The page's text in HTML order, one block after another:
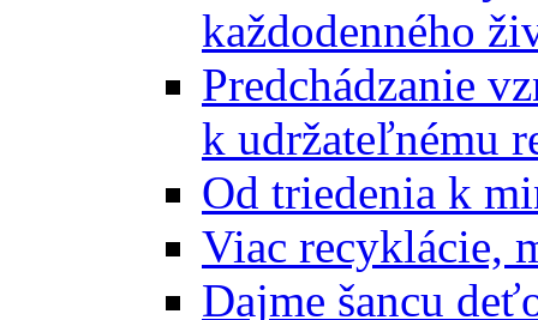
každodenného
Predchádzanie
k udržateľnému
Od triedenia k
Viac recyklácie,
Dajme šancu